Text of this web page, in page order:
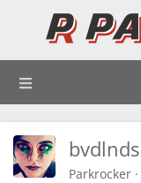
bvdlnds
Parkrocker ·